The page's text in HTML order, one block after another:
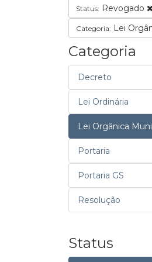
Status: Revogado
Categoria: Lei
Categoria
Decreto
Lei Ordinária
Lei Orgânica
Portaria
Portaria GS
Resolução
Status